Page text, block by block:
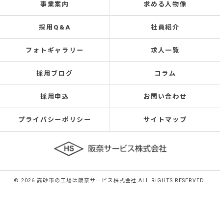
事業案内 求める人物像
採用Q&A 社員紹介
フォトギャラリー 求人一覧
採用ブログ コラム
採用申込 お問い合わせ
プライバシーポリシー サイトマップ
© 2026 高砂市の工場は阪奈サービス株式会社 ALL RIGHTS RESERVED.